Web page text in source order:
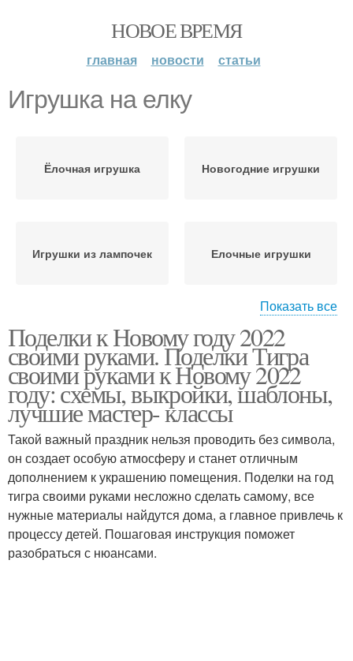
НОВОЕ ВРЕМЯ
главная новости статьи
Игрушка на елку
Ёлочная игрушка Новогодние игрушки
Игрушки из лампочек Елочные игрушки
Игрушки из бумаги Самодельные игрушки
Игрушки на елку Ретро игрушки
Показать все
Поделки к Новому году 2022
своими руками. Поделки Тигра
своими руками к Новому 2022
году: схемы, выкройки, шаблоны,
лучшие мастер- классы
Такой важный праздник нельзя проводить без символа,
он создает особую атмосферу и станет отличным
дополнением к украшению помещения. Поделки на год
тигра своими руками несложно сделать самому, все
нужные материалы найдутся дома, а главное привлечь к
процессу детей. Пошаговая инструкция поможет
разобраться с нюансами.